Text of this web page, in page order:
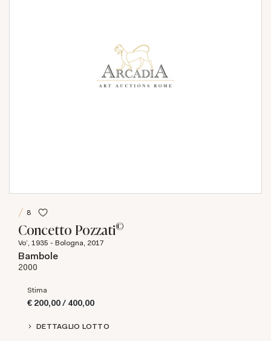
8
Concetto Pozzati©
Vo', 1935 - Bologna, 2017
Bambole
2000
Stima
€ 200,00 / 400,00
DETTAGLIO LOTTO